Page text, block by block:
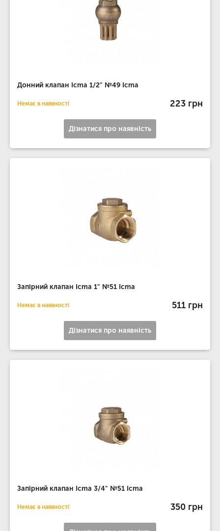
Донний клапан Icma 1/2" №49 Icma
Немає в наявності 223 грн
Дізнатися про наявність
Запірний клапан Icma 1" №51 Icma
Немає в наявності 511 грн
Дізнатися про наявність
Запірний клапан Icma 3/4" №51 Icma
Немає в наявності 350 грн